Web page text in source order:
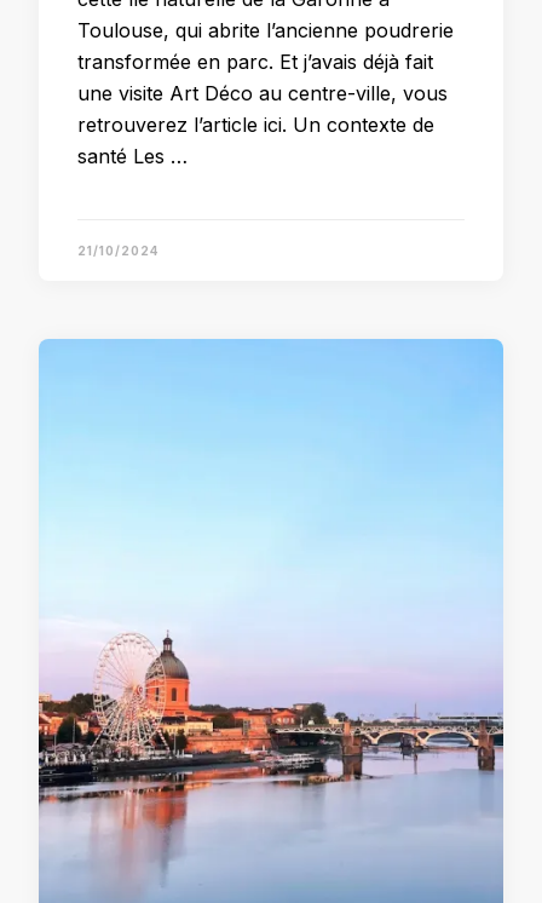
Toulouse, qui abrite l’ancienne poudrerie
transformée en parc. Et j’avais déjà fait
une visite Art Déco au centre-ville, vous
retrouverez l’article ici. Un contexte de
santé Les …
21/10/2024